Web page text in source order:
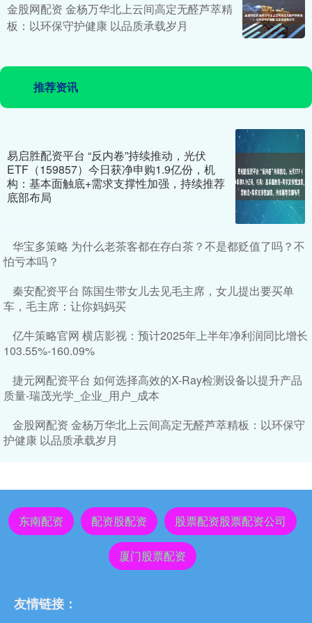
金股网配资 金杨万华北上云间高定无醛芦萃精
板：以环保守护健康 以品质承载岁月
推荐资讯
易启胜配资平台 “反内卷”持续推动，光伏
ETF（159857）今日获净申购1.9亿份，机
构：基本面触底+需求支撑性加强，持续推荐
底部布局
华宝多策略 为什么老茶客都在存白茶？不是都贬值了吗？不
怕亏本吗？
秦安配资平台 陈国生带女儿去见毛主席，女儿提出要买单
车，毛主席：让你妈妈买
亿牛策略官网 横店影视：预计2025年上半年净利润同比增长
103.55%-160.09%
捷元网配资平台 如何选择高效的X-Ray检测设备以提升产品
质量-瑞茂光学_企业_用户_成本
金股网配资 金杨万华北上云间高定无醛芦萃精板：以环保守
护健康 以品质承载岁月
东南配资 配资股配资 股票配资股票配资公司
厦门股票配资
友情链接：